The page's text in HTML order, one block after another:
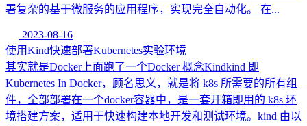
署复杂的基于微服务的应用程序，实现完全自动化。 在...
2023-08-16
使用Kind快速部署Kubernetes实验环境
其实就是Docker上面跑了一个Docker 概念Kindkind 即
Kubernetes In Docker，顾名思义，就是将 k8s 所需要的所有组
件，全部部署在一个docker容器中，是一套开箱即用的 k8s 环
境搭建方案，适用于快速构建本地开发和测试环境。kind 由以